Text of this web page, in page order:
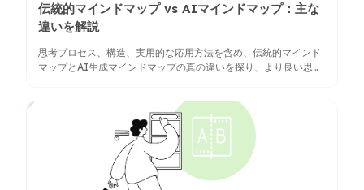
伝統的マインドマップ vs AIマインドマップ：主な
違いを解説
思考プロセス、構造、実用的な応用方法を含め、伝統的マインド
マップとAI生成マインドマップの真の違いを探り、より良い思考